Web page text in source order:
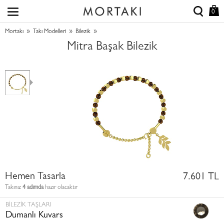
0
Mortakı » Takı Modelleri » Bilezik »
Mitra Başak Bilezik
Hemen Tasarla
Takınız 4 adımdahazır olacaktır
7.601 TL
BILEZIK TAŞLARI
Dumanlı Kuvars